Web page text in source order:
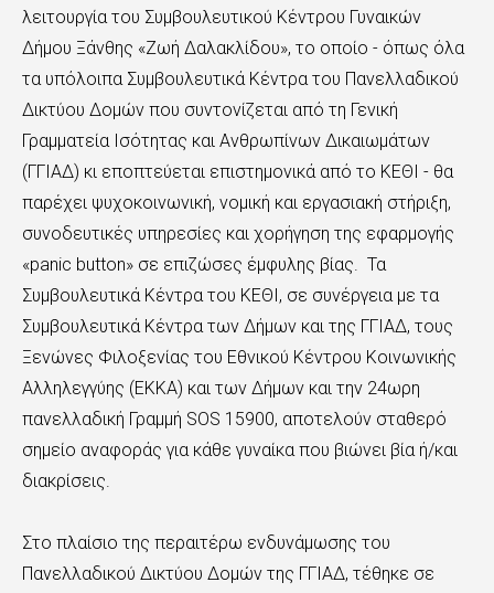
λειτουργία του Συμβουλευτικού Κέντρου Γυναικών
Δήμου Ξάνθης «Ζωή Δαλακλίδου», το οποίο - όπως όλα
τα υπόλοιπα Συμβουλευτικά Κέντρα του Πανελλαδικού
Δικτύου Δομών που συντονίζεται από τη Γενική
Γραμματεία Ισότητας και Ανθρωπίνων Δικαιωμάτων
(ΓΓΙΑΔ) κι εποπτεύεται επιστημονικά από το ΚΕΘΙ - θα
παρέχει ψυχοκοινωνική, νομική και εργασιακή στήριξη,
συνοδευτικές υπηρεσίες και χορήγηση της εφαρμογής
«panic button» σε επιζώσες έμφυλης βίας. Τα
Συμβουλευτικά Κέντρα του ΚΕΘΙ, σε συνέργεια με τα
Συμβουλευτικά Κέντρα των Δήμων και της ΓΓΙΑΔ, τους
Ξενώνες Φιλοξενίας του Εθνικού Κέντρου Κοινωνικής
Αλληλεγγύης (ΕΚΚΑ) και των Δήμων και την 24ωρη
πανελλαδική Γραμμή SOS 15900, αποτελούν σταθερό
σημείο αναφοράς για κάθε γυναίκα που βιώνει βία ή/και
διακρίσεις.
Στο πλαίσιο της περαιτέρω ενδυνάμωσης του
Πανελλαδικού Δικτύου Δομών της ΓΓΙΑΔ, τέθηκε σε